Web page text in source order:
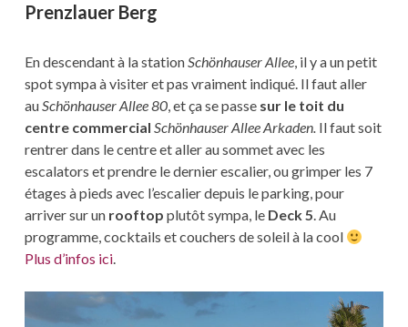
Prenzlauer Berg
En descendant à la stationSchönhauser Allee, il y a un petit
spot sympa à visiter et pas vraiment indiqué. Il faut aller
auSchönhauser Allee 80, et ça se passe sur le toit du
centre commercial Schönhauser Allee Arkaden.Il faut soit
rentrer dans le centre et aller au sommet avec les
escalators et prendre le dernier escalier, ou grimper les 7
étages à pieds avec l’escalier depuis le parking, pour
arriver sur un rooftop plutôt sympa, le Deck 5. Au
programme, cocktails et couchers de soleil à la cool
Plus d’infos ici.